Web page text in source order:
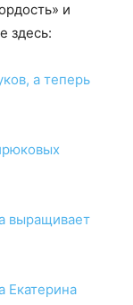
и
здесь:
а теперь
выращивает
Екатерина